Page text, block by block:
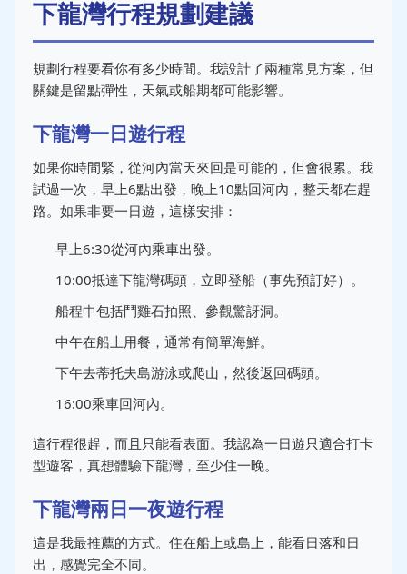
下龍灣行程規劃建議
規劃行程要看你有多少時間。我設計了兩種常見方案，但
關鍵是留點彈性，天氣或船期都可能影響。
下龍灣一日遊行程
如果你時間緊，從河內當天來回是可能的，但會很累。我
試過一次，早上6點出發，晚上10點回河內，整天都在趕
路。如果非要一日遊，這樣安排：
早上6:30從河內乘車出發。
10:00抵達下龍灣碼頭，立即登船（事先預訂好）。
船程中包括鬥雞石拍照、參觀驚訝洞。
中午在船上用餐，通常有簡單海鮮。
下午去蒂托夫島游泳或爬山，然後返回碼頭。
16:00乘車回河內。
這行程很趕，而且只能看表面。我認為一日遊只適合打卡
型遊客，真想體驗下龍灣，至少住一晚。
下龍灣兩日一夜遊行程
這是我最推薦的方式。住在船上或島上，能看日落和日
出，感覺完全不同。